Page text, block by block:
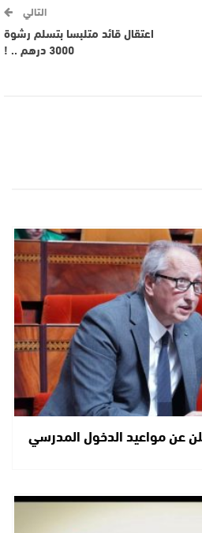
التالي
اعتقال قائد متلبسا بتسلم رشوة
3000 درهم .. !
عن مواعيد الدخول المدرسي